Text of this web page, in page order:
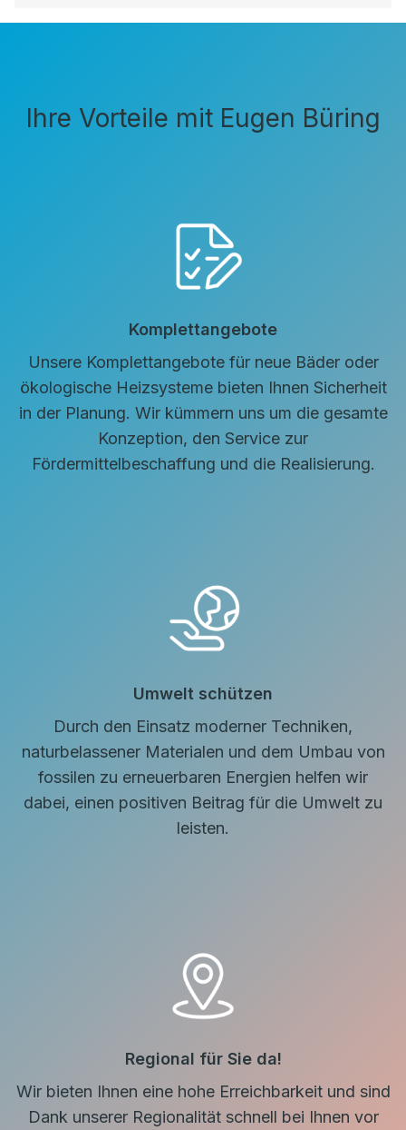
Ihre Vorteile mit Eugen Büring
Komplettangebote
Unsere Komplettangebote für neue Bäder oder
ökologische Heizsysteme bieten Ihnen Sicherheit
in der Planung. Wir kümmern uns um die gesamte
Konzeption, den Service zur
Fördermittelbeschaffung und die Realisierung.
Umwelt schützen
Durch den Einsatz moderner Techniken,
naturbelassener Materialen und dem Umbau von
fossilen zu erneuerbaren Energien helfen wir
dabei, einen positiven Beitrag für die Umwelt zu
leisten.
Regional für Sie da!
Wir bieten Ihnen eine hohe Erreichbarkeit und sind
Dank unserer Regionalität schnell bei Ihnen vor